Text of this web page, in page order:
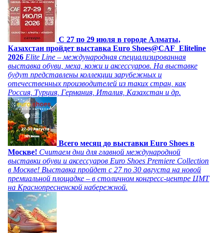
C 27 по 29 июля в городе Алматы,
Казахстан пройдет выставка Euro Shoes@CAF_Eliteline
2026 Elite Line – международная специализированная
выставка обуви, меха, кожи и аксессуаров. На выставке
будут представлены коллекции зарубежных и
отечественных производителей из таких стран, как
Россия, Турция, Германия, Италия, Казахстан и др.
Всего месяц до выставки Euro Shoes в
Москве! Считаем дни для главной международной
выставки обуви и аксессуаров Euro Shoes Premiere Collection
в Москве! Выставка пройдет с 27 по 30 августа на новой
премиальной площадке – в столичном конгресс-центре ЦМТ
на Краснопресненской набережной.